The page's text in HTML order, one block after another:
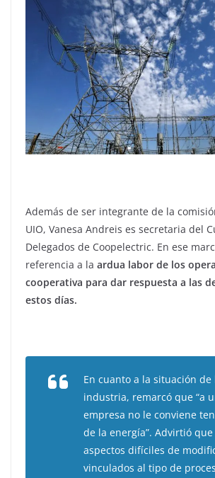
Además de ser integrante de la
UIO, Vanesa Andreis es secretaria del
Delegados de Coopelectric. En ese
referencia a la ardua labor de los
cooperativa para dar respuesta a las
estos días.
En cuanto a la situación de
industria, remarcó que “a
empresa no le conviene
de la energía”. Advirtió
aspectos difíciles de
vinculados al tipo de